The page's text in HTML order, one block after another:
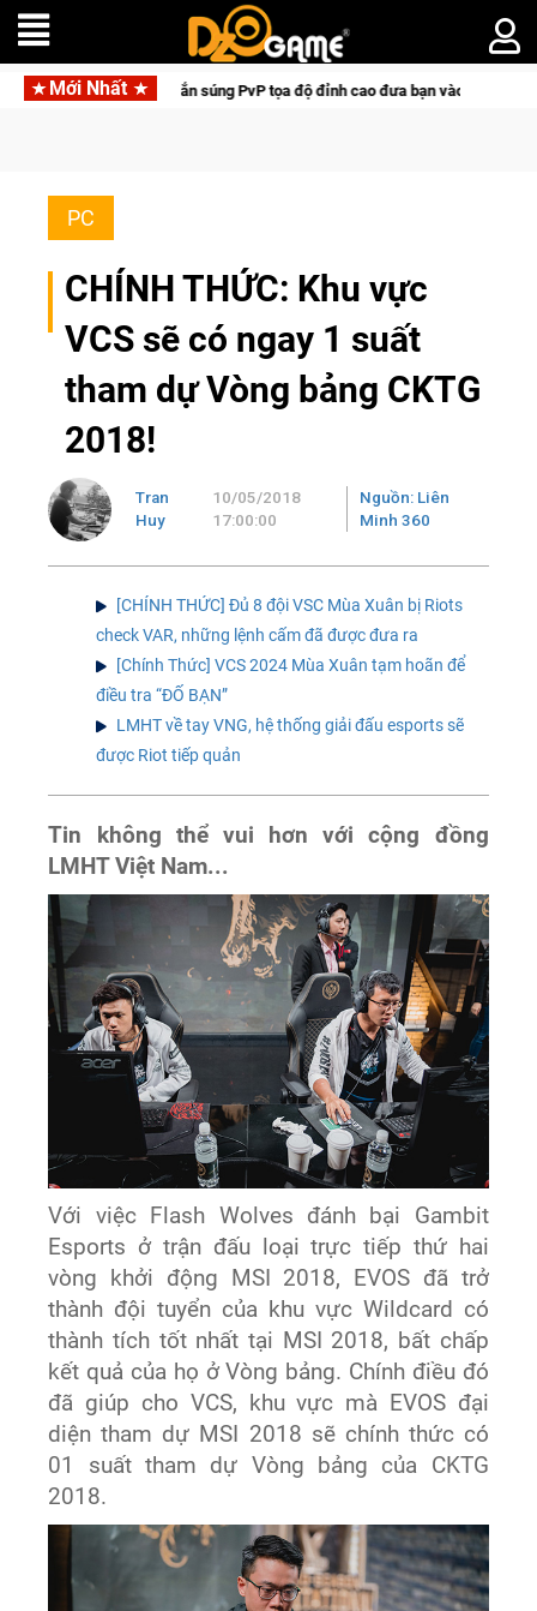
Mới Nhất
Game bắn súng PvP tọa độ đỉnh cao đưa bạn vào các chiến dịch lịch
PC
CHÍNH THỨC: Khu vực
VCS sẽ có ngay 1 suất
tham dự Vòng bảng CKTG
2018!
Tran
Huy
10/05/2018
17:00:00
Nguồn: Liên
Minh 360
[CHÍNH THỨC] Đủ 8 đội VSC Mùa Xuân bị Riots
check VAR, những lệnh cấm đã được đưa ra
[Chính Thức] VCS 2024 Mùa Xuân tạm hoãn để
điều tra “ĐỐ BẠN”
LMHT về tay VNG, hệ thống giải đấu esports sẽ
được Riot tiếp quản
Tin không thể vui hơn với cộng đồng
LMHT Việt Nam...
Với việc Flash Wolves đánh bại Gambit
Esports ở trận đấu loại trực tiếp thứ hai
vòng khởi động MSI 2018, EVOS đã trở
thành đội tuyển của khu vực Wildcard có
thành tích tốt nhất tại MSI 2018, bất chấp
kết quả của họ ở Vòng bảng. Chính điều đó
đã giúp cho VCS, khu vực mà EVOS đại
diện tham dự MSI 2018 sẽ chính thức có
01 suất tham dự Vòng bảng của CKTG
2018.